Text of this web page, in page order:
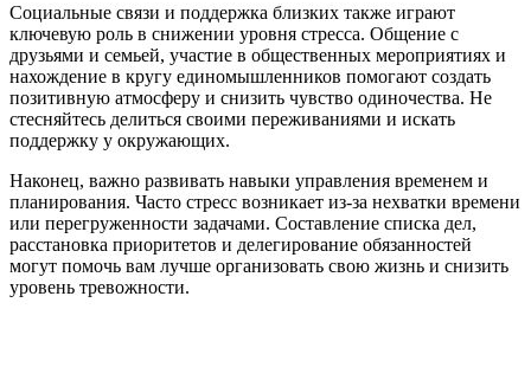
Социальные связи и поддержка близких также играют
ключевую роль в снижении уровня стресса. Общение с
друзьями и семьей, участие в общественных мероприятиях и
нахождение в кругу единомышленников помогают создать
позитивную атмосферу и снизить чувство одиночества. Не
стесняйтесь делиться своими переживаниями и искать
поддержку у окружающих.
Наконец, важно развивать навыки управления временем и
планирования. Часто стресс возникает из-за нехватки времени
или перегруженности задачами. Составление списка дел,
расстановка приоритетов и делегирование обязанностей
могут помочь вам лучше организовать свою жизнь и снизить
уровень тревожности.